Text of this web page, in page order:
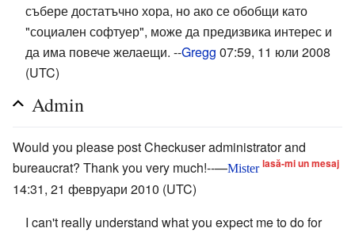
събере достатъчно хора, но ако се обобщи като
"социален софтуер", може да предизвика интерес и
да има повече желаещи. --Gregg 07:59, 11 юли 2008
(UTC)
Admin
Would you please post Checkuser administrator and
bureaucrat? Thank you very much!--—Mister lasă-mi un mesaj
14:31, 21 февруари 2010 (UTC)
I can't really understand what you expect me to do for